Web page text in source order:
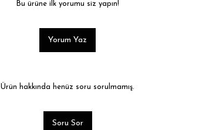
Bu ürüne ilk yorumu siz yapın!
Yorum Yaz
Ürün hakkında henüz soru sorulmamış.
Soru Sor